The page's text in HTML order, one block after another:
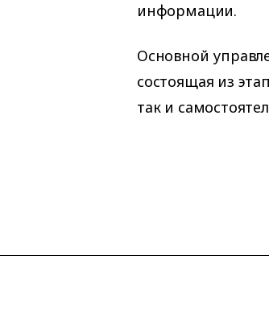
информации.
Основной
состоящая из
так и